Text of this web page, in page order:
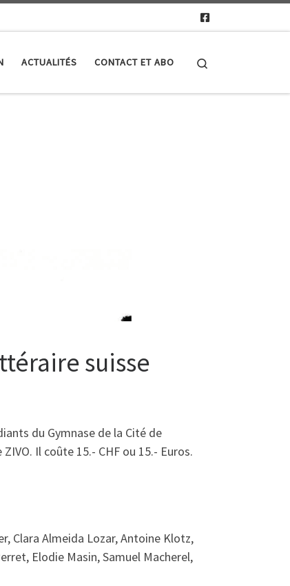
ACTUALITÉS CONTACT ET ABO
suisse
du Gymnase de la Cité de
Il coûte 15.- CHF ou 15.- Euros.
Clara Almeida Lozar, Antoine Klotz,
Elodie Masin, Samuel Macherel,